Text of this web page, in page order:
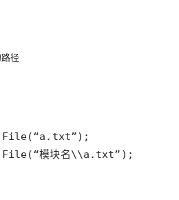
径
模块名\\a.txt”);